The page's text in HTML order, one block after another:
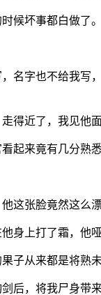
候坏事都白做了。
名字也不给我写
得近了，我见他
起来竟有几分
这张脸竟然这么漂
身上打了霜，他
子从来都是将熟
后，将我尸身带